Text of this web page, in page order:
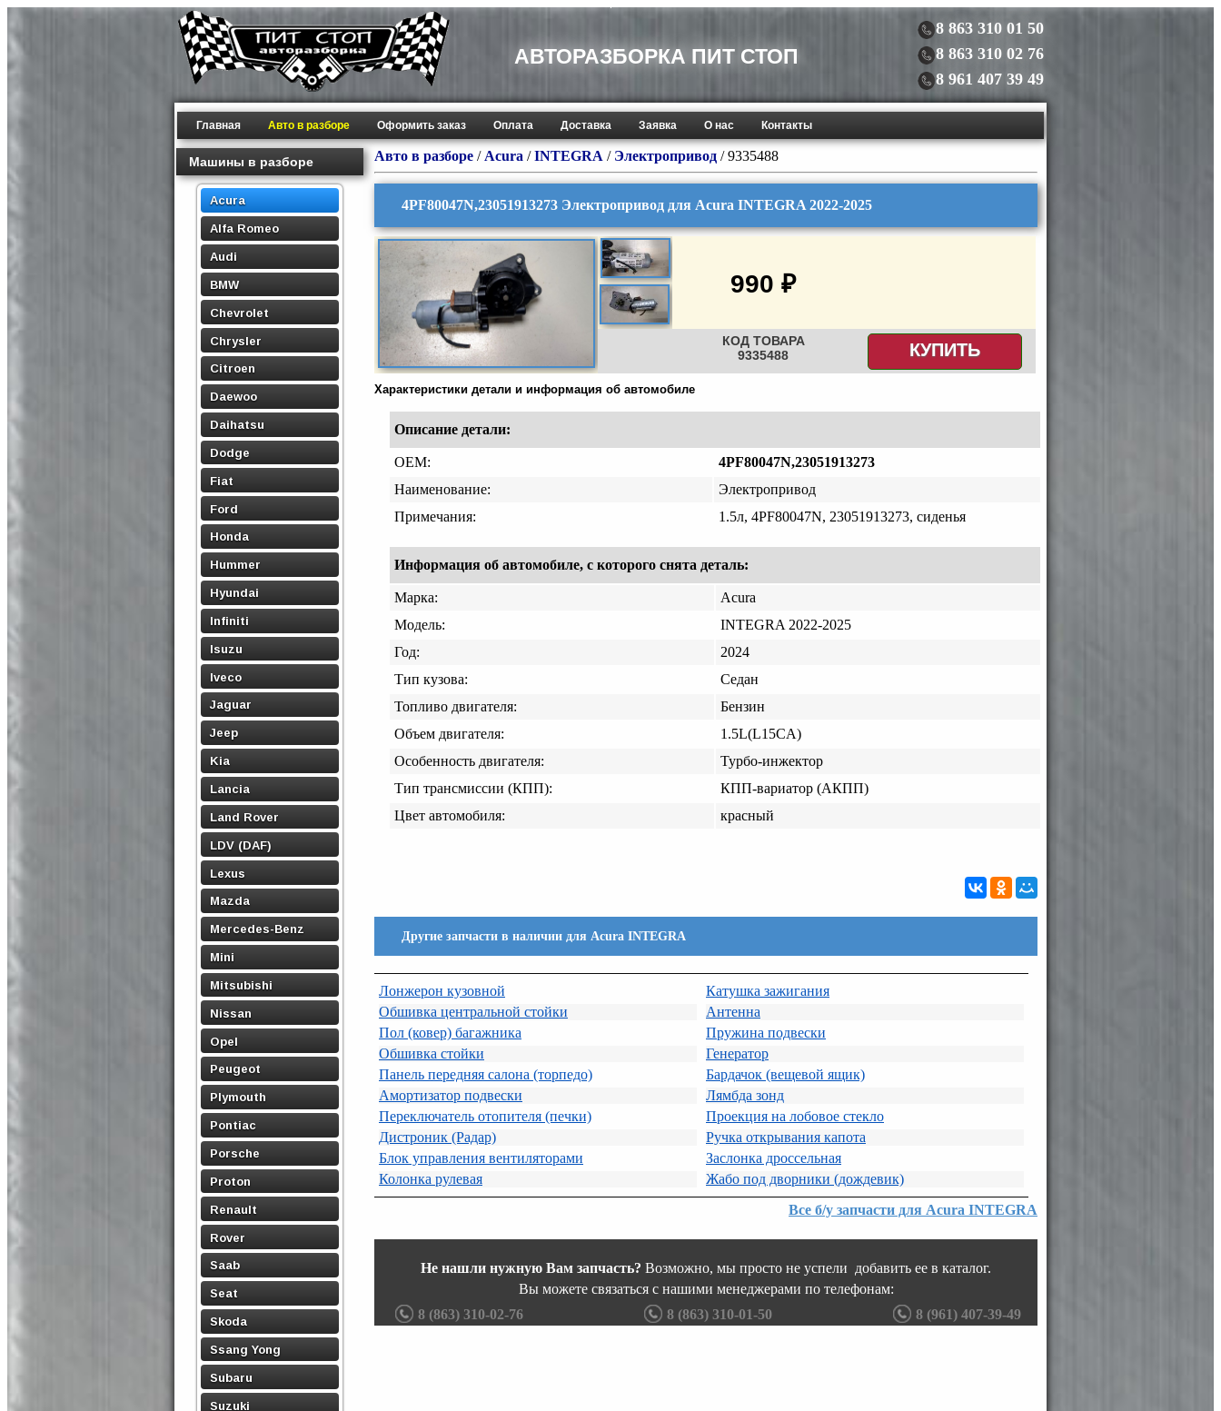
АВТОРАЗБОРКА ПИТ СТОП
8 863 310 01 50
8 863 310 02 76
8 961 407 39 49
Главная Авто в разборе Оформить заказ Оплата Доставка Заявка О нас Контакты
Машины в разборе
Acura
Alfa Romeo
Audi
BMW
Chevrolet
Chrysler
Citroen
Daewoo
Daihatsu
Dodge
Fiat
Ford
Honda
Hummer
Hyundai
Infiniti
Isuzu
Iveco
Jaguar
Jeep
Kia
Lancia
Land Rover
LDV (DAF)
Lexus
Mazda
Mercedes-Benz
Mini
Mitsubishi
Nissan
Opel
Peugeot
Plymouth
Pontiac
Porsche
Proton
Renault
Rover
Saab
Seat
Skoda
Ssang Yong
Subaru
Suzuki
Авто в разборе / Acura /INTEGRA / Электропривод / 9335488
4PF80047N,23051913273 Электропривод для Acura INTEGRA 2022-2025
990 ₽
КОД ТОВАРА
9335488
КУПИТЬ
Характеристики детали и информация об автомобиле
Описание детали:
OEM:
4PF80047N,23051913273
Наименование:
Электропривод
Примечания:
1.5л, 4PF80047N, 23051913273, сиденья
Информация об автомобиле, с которого снята деталь:
Марка:
Acura
Модель:
INTEGRA 2022-2025
Год:
2024
Тип кузова:
Седан
Топливо двигателя:
Бензин
Объем двигателя:
1.5L(L15CA)
Особенность двигателя:
Турбо-инжектор
Тип трансмиссии (КПП):
КПП-вариатор (АКПП)
Цвет автомобиля:
красный
Другие запчасти в наличии для Acura INTEGRA
Лонжерон кузовной
Обшивка центральной стойки
Пол (ковер) багажника
Обшивка стойки
Панель передняя салона (торпедо)
Амортизатор подвески
Переключатель отопителя (печки)
Дистроник (Радар)
Блок управления вентиляторами
Колонка рулевая
Катушка зажигания
Антенна
Пружина подвески
Генератор
Бардачок (вещевой ящик)
Лямбда зонд
Проекция на лобовое стекло
Ручка открывания капота
Заслонка дроссельная
Жабо под дворники (дождевик)
Все б/у запчасти для Acura INTEGRA
Не нашли нужную Вам запчасть? Возможно, мы просто не успели добавить ее в каталог.
Вы можете связаться с нашими менеджерами по телефонам:
8 (863) 310-02-76
8 (863) 310-01-50 8 (961) 407-39-49